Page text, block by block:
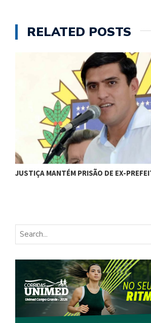
RELATED POSTS
JUSTIÇA MANTÉM PRISÃO DE EX-